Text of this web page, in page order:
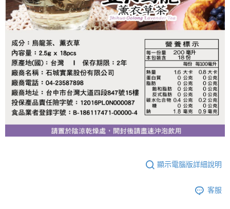
顯示電腦版詳細說明
客服